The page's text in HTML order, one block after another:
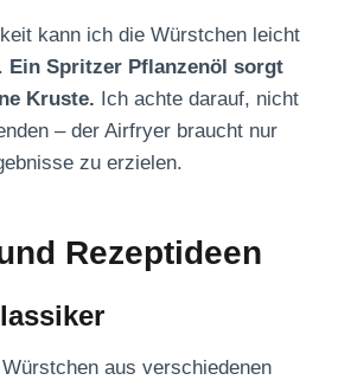
kann ich die Würstchen leicht
Ein Spritzer Pflanzenöl sorgt
Kruste. Ich achte darauf, nicht
– der Airfryer braucht nur
zu erzielen.
Rezeptideen
aus verschiedenen